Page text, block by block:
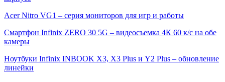
Acer Nitro VG1 – серия мониторов для игр и работы
Смартфон Infinix ZERO 30 5G – видеосъемка 4К 60 к/с на обе
камеры
Ноутбуки Infinix INBOOK X3, X3 Plus и Y2 Plus – обновление
линейки